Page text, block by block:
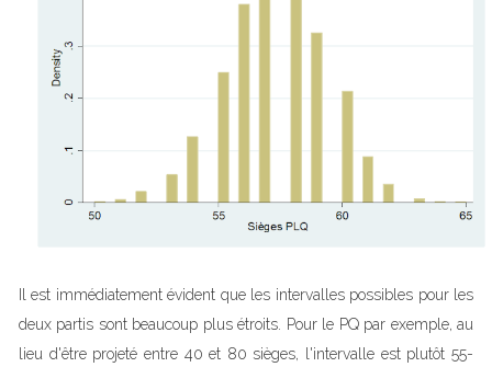
Il est immédiatement évident que les intervalles possibles pour les
deux partis sont beaucoup plus étroits. Pour le PQ par exemple, au
lieu d'être projeté entre 40 et 80 sièges, l'intervalle est plutôt 55-